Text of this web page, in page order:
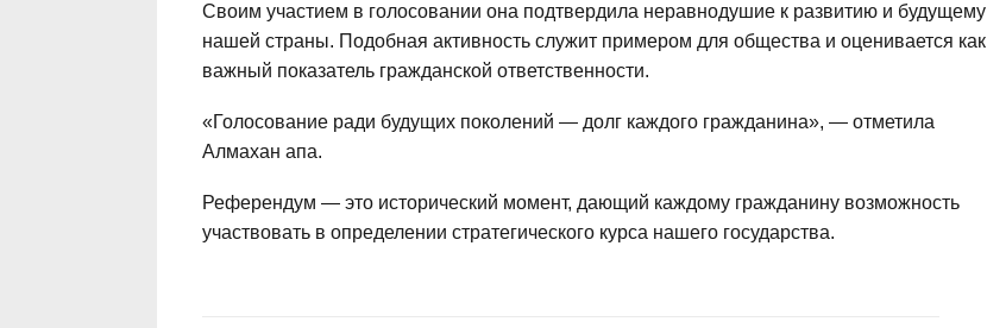
Своим участием в голосовании она подтвердила неравнодушие к развитию и будущему
нашей страны. Подобная активность служит примером для общества и оценивается как
важный показатель гражданской ответственности.
«Голосование ради будущих поколений — долг каждого гражданина», — отметила
Алмахан апа.
Референдум — это исторический момент, дающий каждому гражданину возможность
участвовать в определении стратегического курса нашего государства.